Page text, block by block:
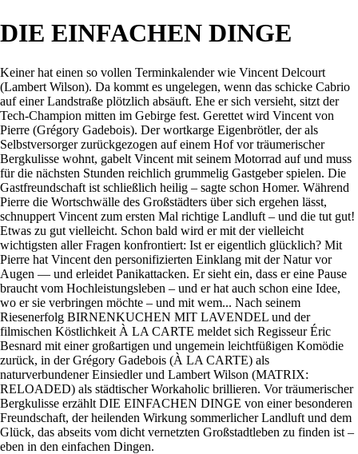
DIE EINFACHEN DINGE
Keiner hat einen so vollen Terminkalender wie Vincent Delcourt
(Lambert Wilson). Da kommt es ungelegen, wenn das schicke Cabrio
auf einer Landstraße plötzlich absäuft. Ehe er sich versieht, sitzt der
Tech-Champion mitten im Gebirge fest. Gerettet wird Vincent von
Pierre (Grégory Gadebois). Der wortkarge Eigenbrötler, der als
Selbstversorger zurückgezogen auf einem Hof vor träumerischer
Bergkulisse wohnt, gabelt Vincent mit seinem Motorrad auf und muss
für die nächsten Stunden reichlich grummelig Gastgeber spielen. Die
Gastfreundschaft ist schließlich heilig – sagte schon Homer. Während
Pierre die Wortschwälle des Großstädters über sich ergehen lässt,
schnuppert Vincent zum ersten Mal richtige Landluft – und die tut gut!
Etwas zu gut vielleicht. Schon bald wird er mit der vielleicht
wichtigsten aller Fragen konfrontiert: Ist er eigentlich glücklich? Mit
Pierre hat Vincent den personifizierten Einklang mit der Natur vor
Augen — und erleidet Panikattacken. Er sieht ein, dass er eine Pause
braucht vom Hochleistungsleben – und er hat auch schon eine Idee,
wo er sie verbringen möchte – und mit wem... Nach seinem
Riesenerfolg BIRNENKUCHEN MIT LAVENDEL und der
filmischen Köstlichkeit À LA CARTE meldet sich Regisseur Éric
Besnard mit einer großartigen und ungemein leichtfüßigen Komödie
zurück, in der Grégory Gadebois (À LA CARTE) als
naturverbundener Einsiedler und Lambert Wilson (MATRIX:
RELOADED) als städtischer Workaholic brillieren. Vor träumerischer
Bergkulisse erzählt DIE EINFACHEN DINGE von einer besonderen
Freundschaft, der heilenden Wirkung sommerlicher Landluft und dem
Glück, das abseits vom dicht vernetzten Großstadtleben zu finden ist –
eben in den einfachen Dingen.